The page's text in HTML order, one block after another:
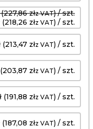
złz VAT) / szt.
(218,26 złz VAT) / szt.
(213,47 złz VAT) / szt.
złz VAT) / szt.
(191,88 złz VAT) / szt.
(187,08 złz VAT) / szt.